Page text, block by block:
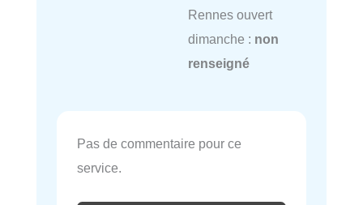
Rennes ouvert
dimanche : non
renseigné
Pas de commentaire pour ce
service.